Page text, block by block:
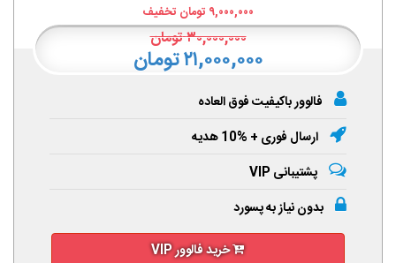
۹,۰۰۰,۰۰۰ تومان تخفیف
۳۰,۰۰۰,۰۰۰تومان
۲۱,۰۰۰,۰۰۰ تومان
فالوور باکیفیت فوق العاده
ارسال فوری + %10 هدیه
پشتیبانی VIP
بدون نیاز به پسورد
خرید فالوور VIP